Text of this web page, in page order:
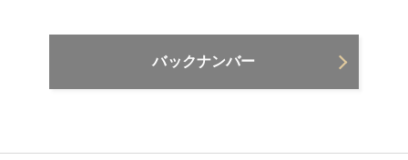
バックナンバー